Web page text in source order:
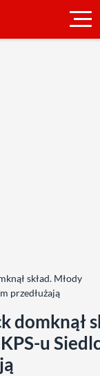
skład. Młody
przedłużają
domknął
u